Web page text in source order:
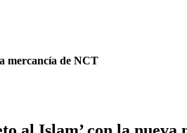
mercancía de NCT